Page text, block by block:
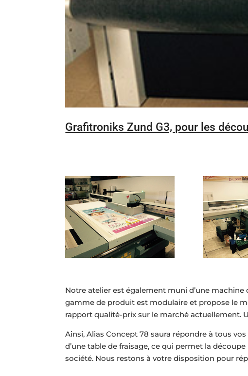
Grafitroniks Zund G3, pour les
Notre atelier est également muni d’une
gamme de produit est modulaire et propose le
rapport qualité-prix sur le marché actuellement.
Ainsi, Alias Concept 78 saura répondre à tous
d’une table de fraisage, ce qui permet la
société. Nous restons à votre disposition pour